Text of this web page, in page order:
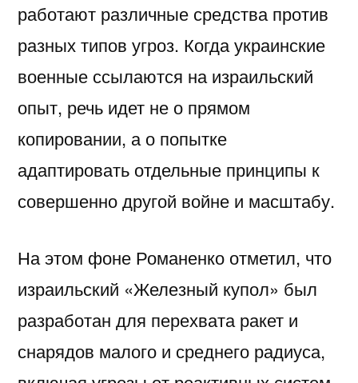
работают различные средства против
разных типов угроз. Когда украинские
военные ссылаются на израильский
опыт, речь идет не о прямом
копировании, а о попытке
адаптировать отдельные принципы к
совершенно другой войне и масштабу.
На этом фоне Романенко отметил, что
израильский «Железный купол» был
разработан для перехвата ракет и
снарядов малого и среднего радиуса,